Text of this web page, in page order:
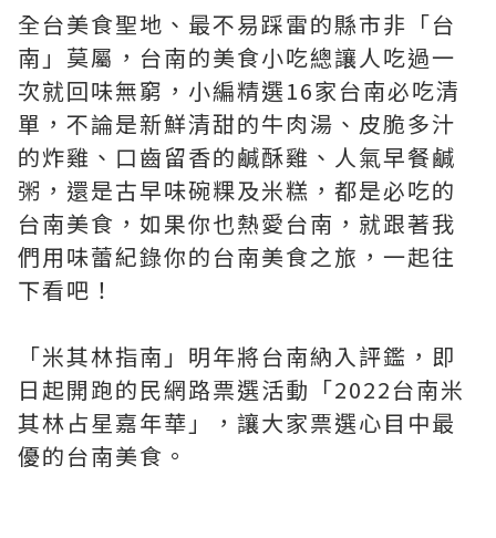
全台美食聖地、最不易踩雷的縣市非「台
南」莫屬，台南的美食小吃總讓人吃過一
次就回味無窮，小編精選16家台南必吃清
單，不論是新鮮清甜的牛肉湯、皮脆多汁
的炸雞、口齒留香的鹹酥雞、人氣早餐鹹
粥，還是古早味碗粿及米糕，都是必吃的
台南美食，如果你也熱愛台南，就跟著我
們用味蕾紀錄你的台南美食之旅，一起往
下看吧！
「米其林指南」明年將台南納入評鑑，即
日起開跑的民網路票選活動「2022台南米
其林占星嘉年華」，讓大家票選心目中最
優的台南美食。